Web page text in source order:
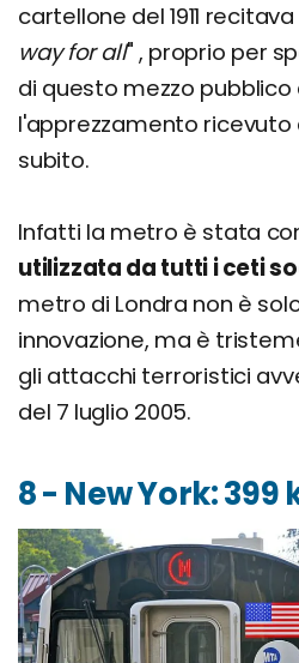
cartellone del 1911 recitava
way for all" , proprio per
di questo mezzo
l'apprezzamento ricevuto
subito.
Infatti la metro è stata
utilizzata da tutti i ceti
metro di Londra non è
innovazione, ma è
gli attacchi terroristici
del 7 luglio 2005.
8 - New York: 399